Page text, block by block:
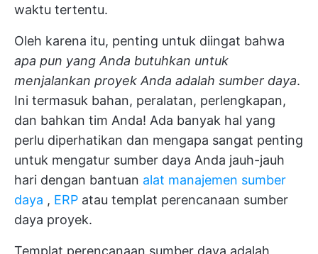
waktu tertentu.
Oleh karena itu, penting untuk diingat bahwa
apa pun yang Anda butuhkan untuk
menjalankan proyek Anda adalah sumber daya.
Ini termasuk bahan, peralatan, perlengkapan,
dan bahkan tim Anda! Ada banyak hal yang
perlu diperhatikan dan mengapa sangat penting
untuk mengatur sumber daya Anda jauh-jauh
hari dengan bantuan alat manajemen sumber
daya , ERP atau templat perencanaan sumber
daya proyek.
Templat perencanaan sumber daya adalah